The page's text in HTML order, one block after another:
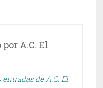
por A.C. El
entradas de A.C. El